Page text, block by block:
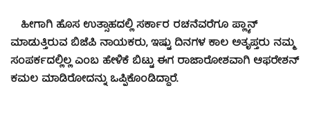
ಹೀಗಾಗಿ ಹೊಸ ಉತ್ಸಾಹದಲ್ಲಿ ಸರ್ಕಾರ ರಚನೆವರೆಗೂ ಪ್ಲ್ಯಾನ್
ಮಾಡುತ್ತಿರುವ ಬಿಜೆಪಿ ನಾಯಕರು, ಇಷ್ಟು ದಿನಗಳ ಕಾಲ ಅತೃಪ್ತರು ನಮ್ಮ
ಸಂಪರ್ಕದಲ್ಲಿಲ್ಲ ಎಂಬ ಹೇಳಿಕೆ ಬಿಟ್ಟು ಈಗ ರಾಜಾರೋಶವಾಗಿ ಆಫರೇಶನ್​
ಕಮಲ ಮಾಡಿರೋದನ್ನು ಒಪ್ಪಿಕೊಂಡಿದ್ದಾರೆ.